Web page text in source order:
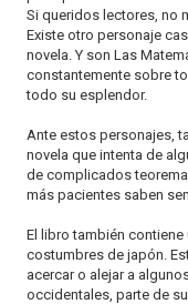
Si queridos lectores, no
Existe otro personaje
novela. Y son Las
constantemente sobre
todo su esplendor.
Ante estos personajes,
novela que intenta de
de complicados
más pacientes saben
El libro también
costumbres de japón.
acercar o alejar a
occidentales, parte de